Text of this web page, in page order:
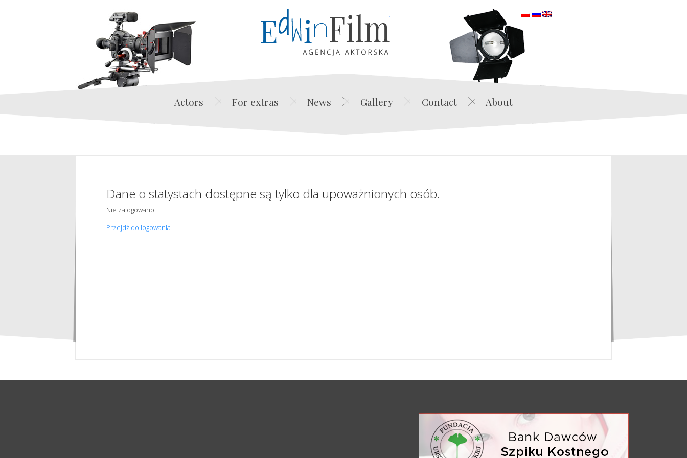
Edwin Film Agencja Aktorska
Actors For extras News Gallery Contact About
Dane o statystach dostępne są tylko dla upoważnionych osób.
Nie zalogowano
Przejdź do logowania